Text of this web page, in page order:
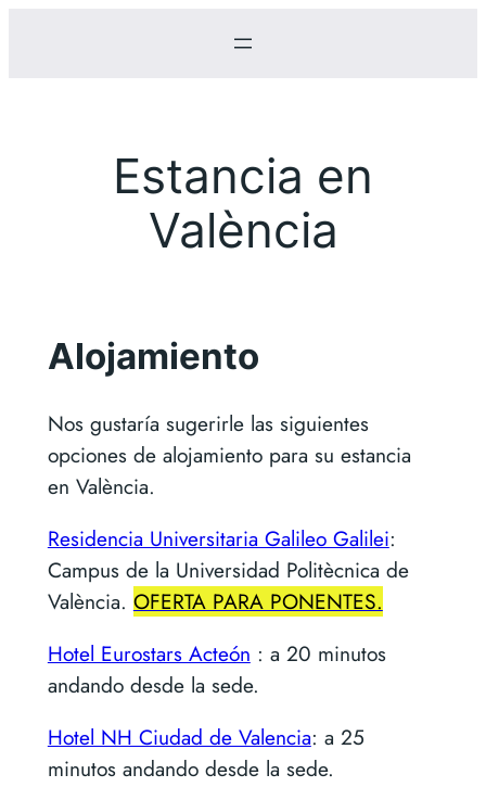
Estancia en
València
Alojamiento
Nos gustaría sugerirle las siguientes
opciones de alojamiento para su estancia
en València.
Residencia Universitaria Galileo Galilei:
Campus de la Universidad Politècnica de
València. OFERTA PARA PONENTES.
Hotel Eurostars Acteón : a 20 minutos
andando desde la sede.
Hotel NH Ciudad de Valencia: a 25
minutos andando desde la sede.